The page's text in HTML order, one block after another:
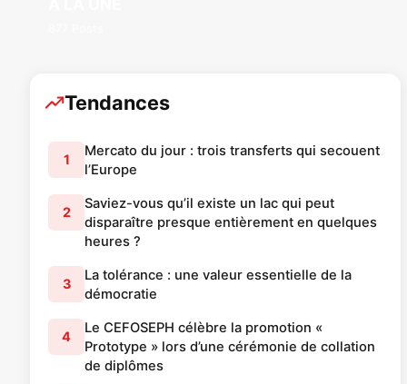
Tendances
1
Mercato du jour : trois transferts qui secouent
l’Europe
2
Saviez-vous qu’il existe un lac qui peut
disparaître presque entièrement en quelques
heures ?
3
La tolérance : une valeur essentielle de la
démocratie
4
Le CEFOSEPH célèbre la promotion «
Prototype » lors d’une cérémonie de collation
de diplômes